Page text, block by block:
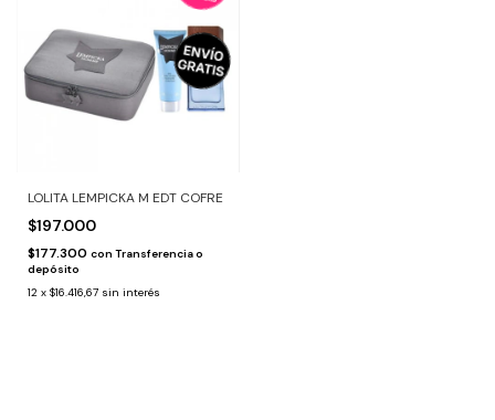
LOLITA LEMPICKA M EDT COFRE
$197.000
$177.300 con Transferencia o
depósito
12 x $16.416,67 sin interés